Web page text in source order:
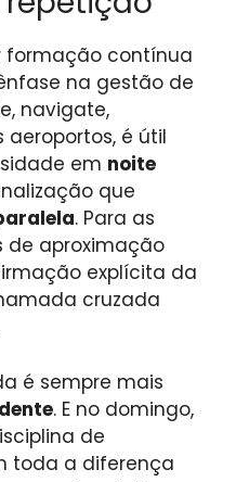
formação contínua
na gestão de
navigate,
aeroportos, é útil
em noite
que
. Para as
de aproximação
explícita da
cruzada
é sempre mais
. E no domingo,
de
toda a diferença